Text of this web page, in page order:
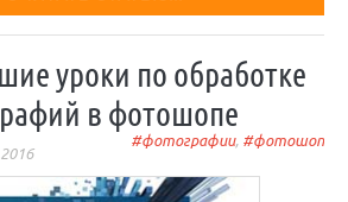
уроки по обработке
в фотошопе
фотографии, фотошоп